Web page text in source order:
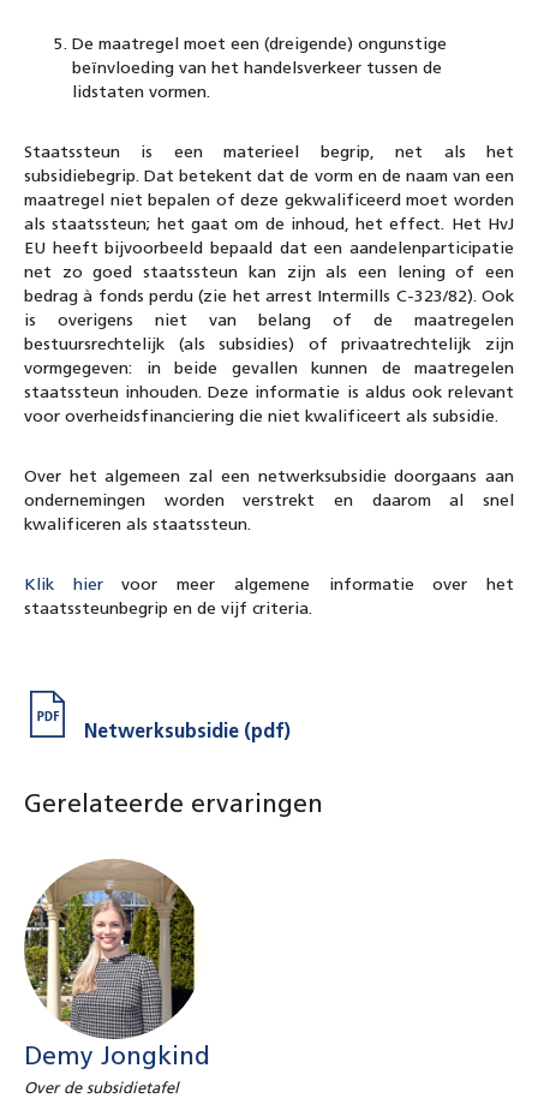
De maatregel moet een (dreigende) ongunstige
beïnvloeding van het handelsverkeer tussen de
lidstaten vormen.
Staatssteun is een materieel begrip, net als het
subsidiebegrip. Dat betekent dat de vorm en de naam van een
maatregel niet bepalen of deze gekwalificeerd moet worden
als staatssteun; het gaat om de inhoud, het effect. Het HvJ
EU heeft bijvoorbeeld bepaald dat een aandelenparticipatie
net zo goed staatssteun kan zijn als een lening of een
bedrag à fonds perdu (zie het arrest Intermills C-323/82). Ook
is overigens niet van belang of de maatregelen
bestuursrechtelijk (als subsidies) of privaatrechtelijk zijn
vormgegeven: in beide gevallen kunnen de maatregelen
staatssteun inhouden. Deze informatie is aldus ook relevant
voor overheidsfinanciering die niet kwalificeert als subsidie.
Over het algemeen zal een netwerksubsidie doorgaans aan
ondernemingen worden verstrekt en daarom al snel
kwalificeren als staatssteun.
Klik hiervoor meer algemene informatie over het
staatssteunbegrip en de vijf criteria.
Netwerksubsidie (pdf)
Gerelateerde ervaringen
Demy Jongkind
Over de subsidietafel